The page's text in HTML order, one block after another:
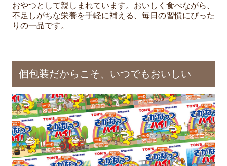
おやつとして親しまれています。おいしく食べながら、
不足しがちな栄養を手軽に補える、毎日の習慣にぴった
りの一品です。
個包装だからこそ、いつでもおいしい